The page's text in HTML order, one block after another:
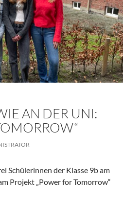
AN DER UNI:
Schülerinnen der Klasse 9b am
Projekt „Power for Tomorrow“
for Tomorrow“